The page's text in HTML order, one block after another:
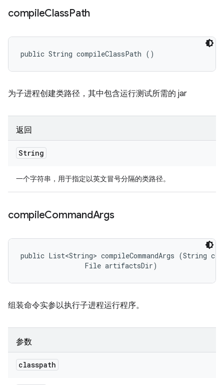
compileClassPath
public String compileClassPath ()
为子进程创建类路径，其中包含运行测试所需的 jar
返回
String
一个字符串，用于指定以英文冒号分隔的类路径。
compileCommandArgs
public List<String> compileCommandArgs (String
                File artifactsDir)
组装命令实参以执行子进程运行程序。
参数
classpath